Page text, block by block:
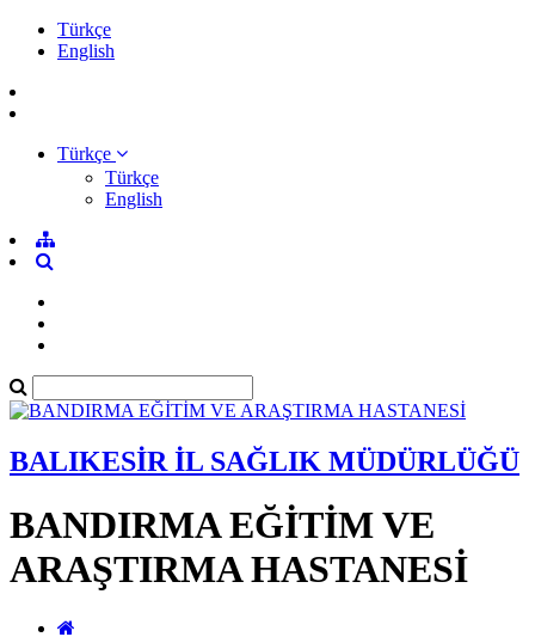
Türkçe
English
Türkçe
Türkçe
English
BALIKESİR İL SAĞLIK MÜDÜRLÜĞÜ
BANDIRMA EĞİTİM VE
ARAŞTIRMA HASTANESİ